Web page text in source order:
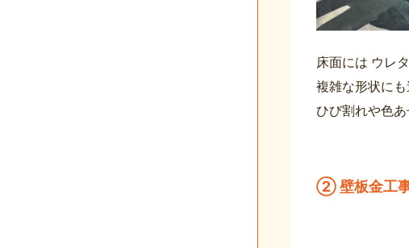
床面には ウレ
複雑な形状に
ひび割れや色
② 壁板金工